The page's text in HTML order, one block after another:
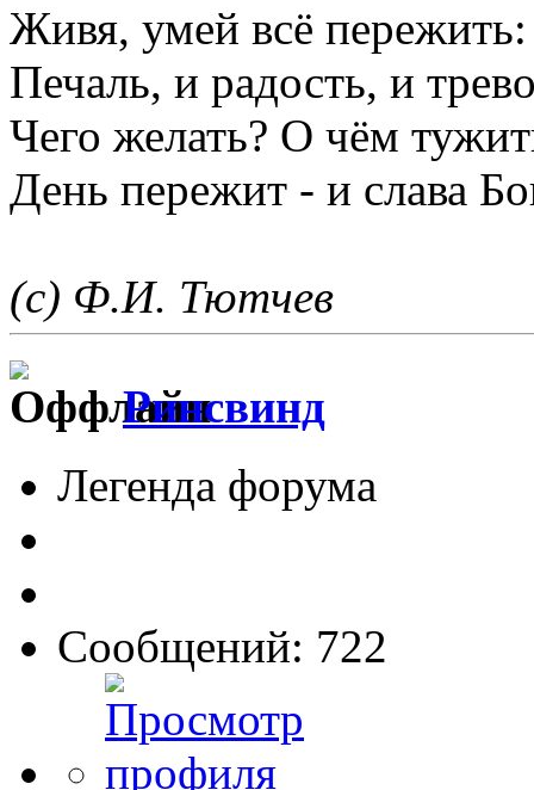
Живя, умей всё пережить:
Печаль, и радость, и
Чего желать? О чём
День пережит - и слава
(с) Ф.И. Тютчев
Ринсвинд
Легенда форума
Сообщений: 722